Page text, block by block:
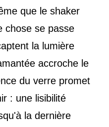
que le shaker
chose se passe
la lumière
accroche le
du verre promet
: une lisibilité
la dernière